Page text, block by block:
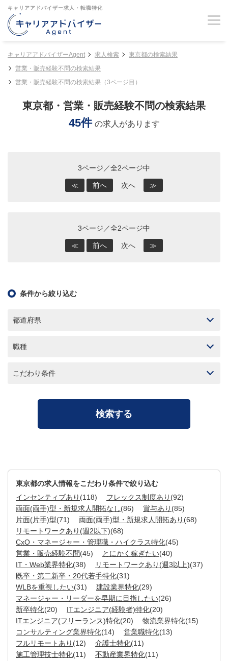
キャリアアドバイザー求人・転職特化
キャリアアドバイザーAgent 求人検索
東京都の検索結果
営業・販売経験不問の検索結果
営業・販売経験不問の検索結果（3ページ目）
東京都・営業・販売経験不問の検索結果
45件 の求人があります
3ページ／全2ページ中
≪ 前へ 次へ ≫
3ページ／全2ページ中
≪ 前へ 次へ ≫
条件から絞り込む
都道府県
職種
こだわり条件
東京都の求人情報をこだわり条件で絞り込む
インセンティブあり (118) フレックス制度あり (92)
両面(両手)型・新規求人開拓なし(86) 賞与あり (85)
片面(片手)型(71) 両面(両手)型・新規求人開拓あり (68)
リモートワークあり(週2以下)(68)
CxO・マネージャー・管理職・ハイクラス特化(45)
営業・販売経験不問(45) とにかく稼ぎたい(40)
IT・Web業界特化(38) リモートワークあり(週3以上)(37)
既卒・第二新卒・20代若手特化(31)
WLBを重視したい(31) 建設業界特化(29)
マネージャー・リーダーを早期に目指したい(26)
新卒特化(20) ITエンジニア(経験者)特化(20)
ITエンジニア(フリーランス)特化(20) 物流業界特化(15)
コンサルティング業界特化(14) 営業職特化(13)
フルリモートあり (12) 介護士特化(11)
施工管理技士特化(11) 不動産業界特化(11)